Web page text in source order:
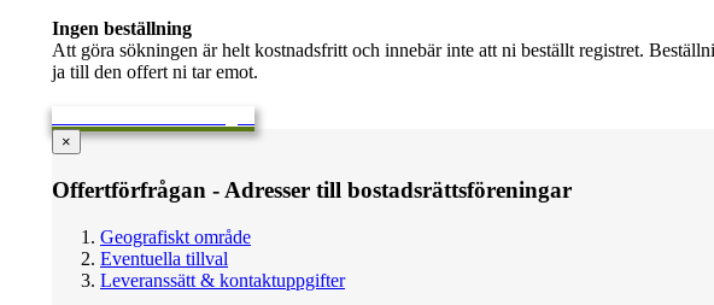
Ingen beställning
Att göra sökningen är helt kostnadsfritt och innebär inte att ni beställt registret.
ja till den offert ni tar emot.
×
Offertförfrågan - Adresser till bostadsrättsföreningar
Geografiskt område
Eventuella tillval
Leveranssätt & kontaktuppgifter